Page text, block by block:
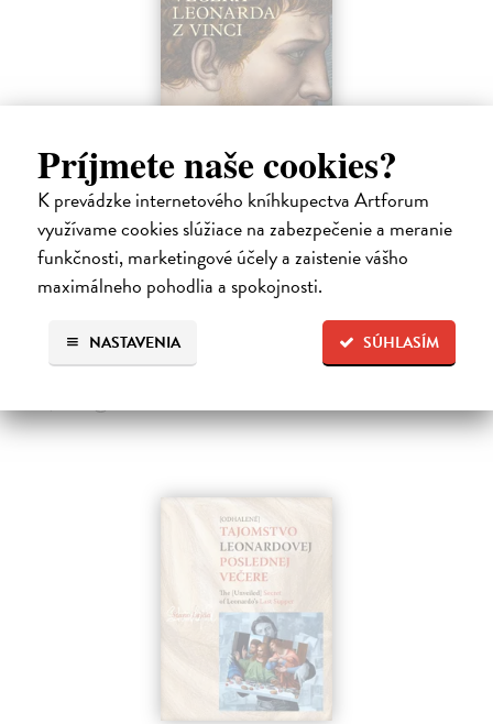
Príjmete naše cookies?
K prevádzke internetového kníhkupectva Artforum
využívame cookies slúžiace na zabezpečenie a meranie
funkčnosti, marketingové účely a zaistenie vášho
maximálneho pohodlia a spokojnosti.
SÚHLASÍM
NASTAVENIA
Posledná večera Leonarda z Vinci
Lajda Stano| Kniha
Stano Lajda je súčasný slovenský maliar, ktorý niekoľko rokov
systematicky pracoval na rekonštrukcii ikonickej Poslednej večere,
čo ho inšpirovalo k napísaniu tejto knihy. Odkrýva pred nami silné i
slabé…
31,92 €